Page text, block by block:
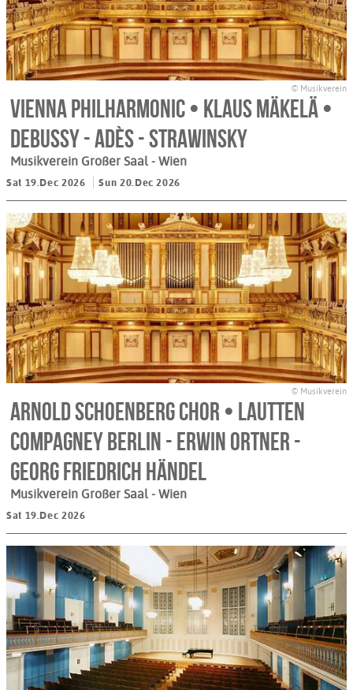
© Musikverein
Vienna Philharmonic • Klaus Mäkelä •
Debussy - Adès - Strawinsky
Musikverein Großer Saal - Wien
Sat 19.Dec 2026 Sun 20.Dec 2026
© Musikverein
Arnold Schoenberg Chor • Lautten
Compagney Berlin - Erwin Ortner -
Georg Friedrich Händel
Musikverein Großer Saal - Wien
Sat 19.Dec 2026